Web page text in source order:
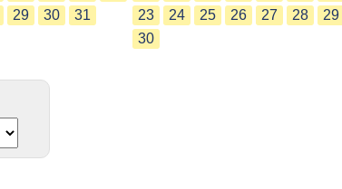
29 30 31
23
24 25 26 27 28
29
30